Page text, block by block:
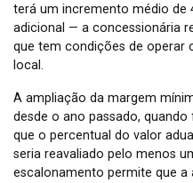
terá um incremento médio de
adicional — a concessionária
que tem condições de operar
local.
A ampliação da margem
desde o ano passado,
que o percentual do valor
seria reavaliado pelo menos
escalonamento permite que a